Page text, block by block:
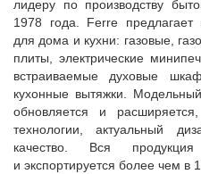
лидеру по производству
1978 года. Ferre предлагает
для дома и кухни: газовые,
плиты, электрические
встраиваемые духовые
кухонные вытяжки.
обновляется и
технологии, актуальный
качество. Вся
и экспортируется более чем в